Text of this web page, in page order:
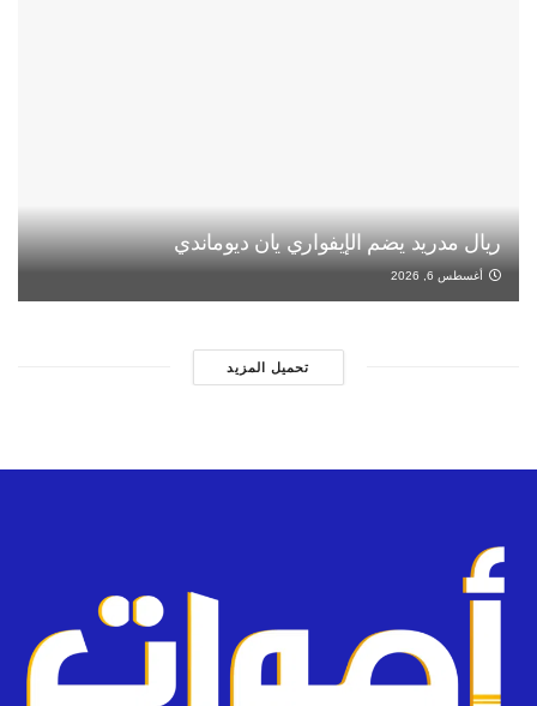
ريال مدريد يضم الإيفواري يان ديوماندي
أغسطس 6, 2026
تحميل المزيد